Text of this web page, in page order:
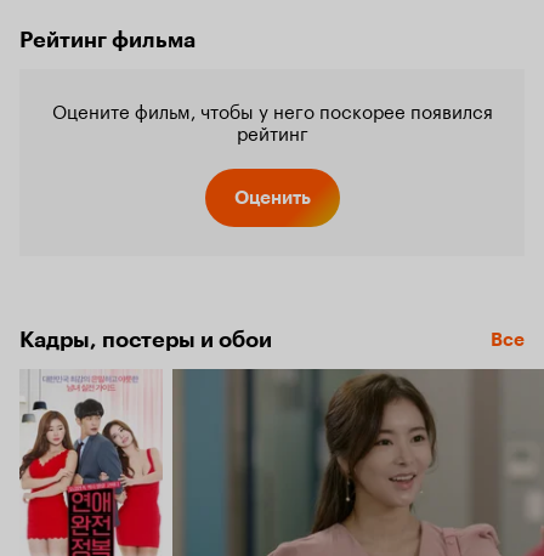
Рейтинг фильма
Оцените фильм, чтобы у него поскорее появился
рейтинг
Оценить
Кадры, постеры и обои Все